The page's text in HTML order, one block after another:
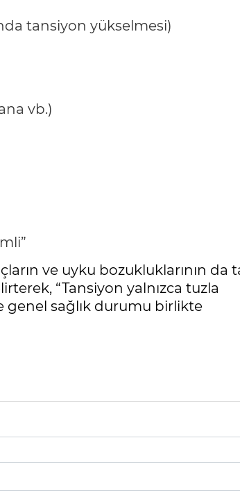
tansiyon yükselmesi)
vb.)
ve uyku bozukluklarının da
“Tansiyon yalnızca tuzla
genel sağlık durumu birlikte